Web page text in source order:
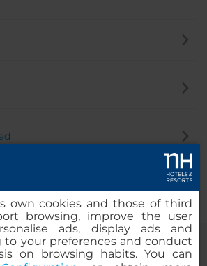
own cookies and those of third
browsing, improve the user
ads, display ads and
your preferences and conduct
on browsing habits. You can